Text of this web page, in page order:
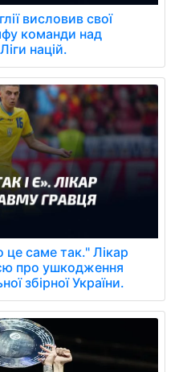
висловив свої
команди над
націй.
саме так." Лікар
про ушкодження
збірної України.